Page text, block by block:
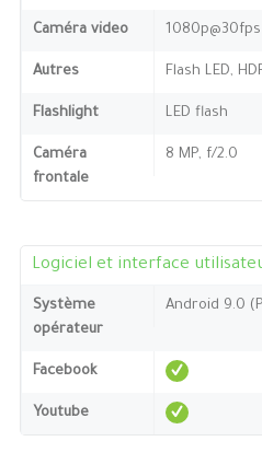
Caméra video 1080p@30fps
Autres Flash LED,
Flashlight LED flash
Caméra
frontale
8 MP, f/2.0
Logiciel et interface
Système
opérateur
Android 9.0
Facebook
Youtube